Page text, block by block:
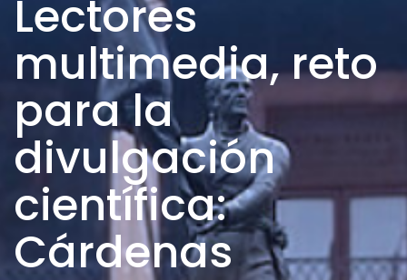
Lectores
multimedia, reto
para la
divulgación
científica:
Cárdenas